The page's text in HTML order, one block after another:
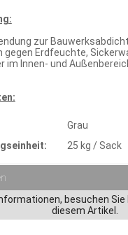
zur
gegen Erdfeuchte,
im Innen- und
Grau
25 kg / Sack
besuchen
diesem Artikel.